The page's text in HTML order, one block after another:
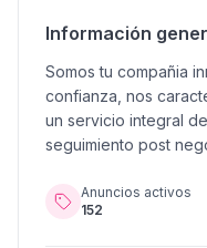
Información
Somos tu compañia
confianza, nos
un servicio integral
seguimiento post
Anuncios activos
152